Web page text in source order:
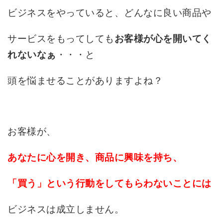
ビジネスをやっていると、どんなに良い商品や
サービスをもってしても お客様が心を開いてく
れないなぁ ・・・と
頭を悩ませることがありますよね？
お客様が、
あなたに心を開き、商品に興味を持ち、
「買う」という行動をしてもらわないことには
ビジネスは成立しません。